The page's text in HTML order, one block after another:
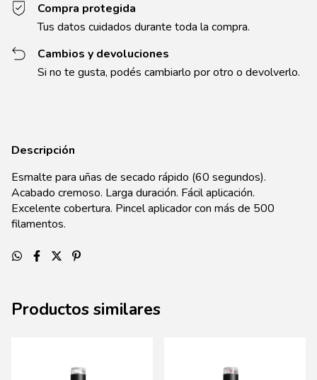
Compra protegida
Tus datos cuidados durante toda la compra.
Cambios y devoluciones
Si no te gusta, podés cambiarlo por otro o devolverlo.
Descripción
Esmalte para uñas de secado rápido (60 segundos).
Acabado cremoso. Larga duración. Fácil aplicación.
Excelente cobertura. Pincel aplicador con más de 500
filamentos.
Productos similares